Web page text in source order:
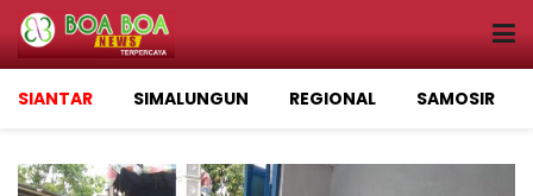
SIANTAR SIMALUNGUN REGIONAL SAMOSIR